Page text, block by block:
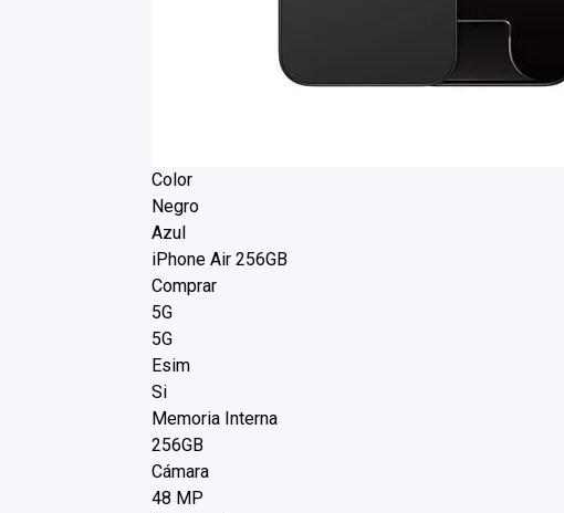
Color
Negro
Azul
iPhone Air 256GB
Comprar
5G
5G
Esim
Si
Memoria Interna
256GB
Cámara
48 MP